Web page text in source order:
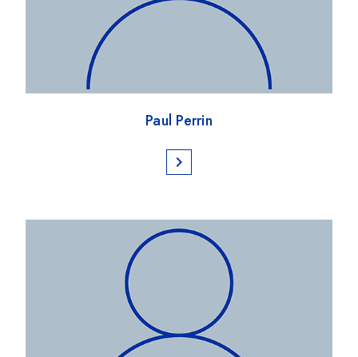
Paul Perrin
chevron_right